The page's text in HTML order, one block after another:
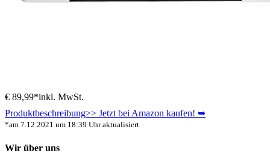
€ 89,99*inkl. MwSt.
Produktbeschreibung>> Jetzt bei Amazon kaufen! ➥
*am 7.12.2021 um 18:39 Uhr aktualisiert
Wir über uns